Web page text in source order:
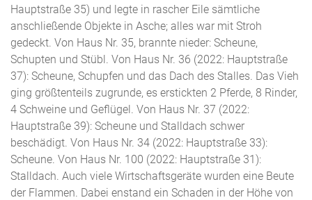
Hauptstraße 35) und legte in rascher Eile sämtliche
anschließende Objekte in Asche; alles war mit Stroh
gedeckt. Von Haus Nr. 35, brannte nieder: Scheune,
Schupten und Stübl. Von Haus Nr. 36 (2022: Hauptstraße
37): Scheune, Schupfen und das Dach des Stalles. Das Vieh
ging größtenteils zugrunde, es erstickten 2 Pferde, 8 Rinder,
4 Schweine und Geflügel. Von Haus Nr. 37 (2022:
Hauptstraße 39): Scheune und Stalldach schwer
beschädigt. Von Haus Nr. 34 (2022: Hauptstraße 33):
Scheune. Von Haus Nr. 100 (2022: Hauptstraße 31):
Stalldach. Auch viele Wirtschaftsgeräte wurden eine Beute
der Flammen. Dabei enstand ein Schaden in der Höhe von